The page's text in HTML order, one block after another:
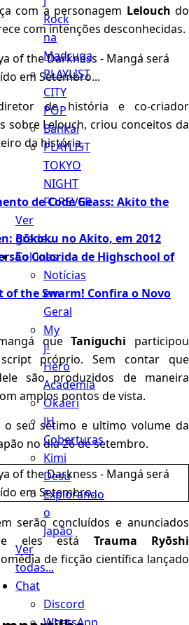
Rock
na
Madruga
PLAYLIST
CITY
POP
Bankai
PLAYLIST
TOKYO
NIGHT
FOREVER
Ver
grade...
Colunas
Notícias
em
Geral
My
J-
Hero
Academia
Okaeri
JH
Coberturas
Kimi
Desu
Explorando
o
Japão
Ver
todas...
Chat
Discord
com a personagem Lelouchdo
com intenções desconhecidas.
de história e co-criador
sobre Lelouch, criou conceitos da
da história.
de Code Geass: Akito the
Bōkoku no Akito, em 2012
Colorida de Highschool of
of the Swarm! Confira o Novo
queTaniguchi participou
próprio. Sem contar que
são produzidos de maneira
amplos pontos de vista.
seu sétimo e ultimo volume da
no dia 26 de setembro.
serão concluídos e anunciados
eles está Trauma Ryōshi
de ficção científica lançado